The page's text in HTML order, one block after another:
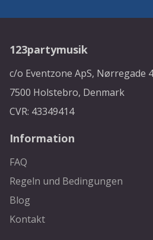
123partymusik
c/o Eventzone ApS, Nørregade
7500 Holstebro, Denmark
CVR: 43349414
Information
FAQ
Regeln und Bedingungen
Blog
Kontakt